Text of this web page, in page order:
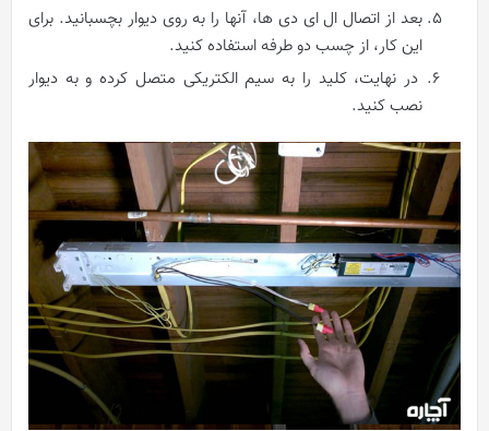
بعد از اتصال ال ای دی ها، آنها را به روی دیوار بچسبانید. برای
این کار، از چسب دو طرفه استفاده کنید.
در نهایت، کلید را به سیم الکتریکی متصل کرده و به دیوار
نصب کنید.